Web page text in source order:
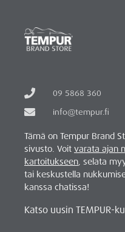
09 5868 360
info@tempur.fi
Tämä on Tempur Brand
sivusto. Voit varata ajan
kartoitukseen, selata
tai keskustella
kanssa chatissa!
Katso uusin TEMPUR-